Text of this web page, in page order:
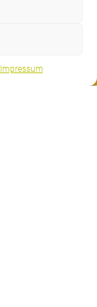
ImpressumAnmelden